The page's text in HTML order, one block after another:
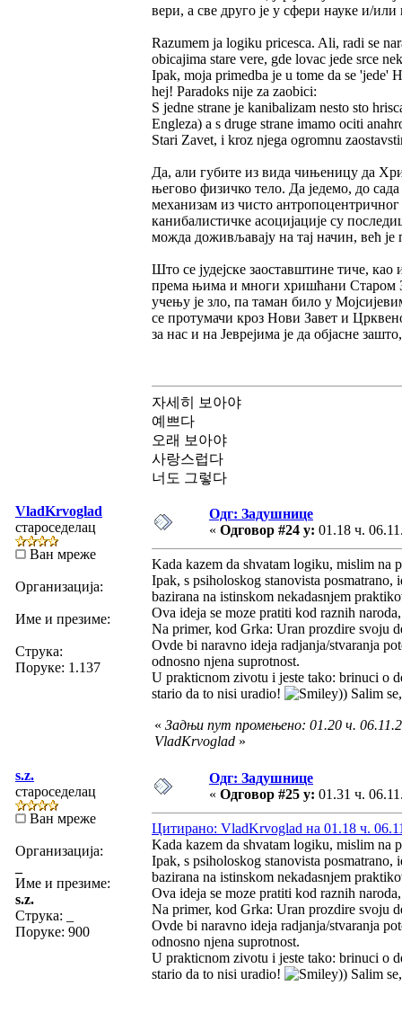
вери, а све друго је у сфери науке и/или
Razumem ja logiku pricesca. Ali, radi se
obicajima stare vere, gde lovac jede srce
Ipak, moja primedba je u tome da se
hej! Paradoks nije za zaobici:
S jedne strane je kanibalizam nesto sto
Engleza) a s druge strane imamo ociti
Stari Zavet, i kroz njega ogromnu
Да, али губите из вида чињеницу да
његово физичко тело. Да једемо, до
механизам из чисто
канибалистичке асоцијације су
можда доживљавају на тај начин, већ је
Што се јудејске заоставштине тиче,
према њима и многи хришћани Старом
учењу је зло, па таман било у
се протумачи кроз Нови Завет и
за нас и на Јеврејима је да објасне
자세히 보아야
예쁘다
오래 보아야
사랑스럽다
너도 그렇다
VladKrvoglad
староседелац
Ван мреже
Организација:
Име и презиме:
Струка:
Поруке: 1.137
Одг: Задушнице
« Одговор #24 у: 01.18 ч.
Kada kazem da shvatam logiku, mislim na
Ipak, s psiholoskog stanovista
bazirana na istinskom nekadasnjem
Ova ideja se moze pratiti kod raznih
Na primer, kod Grka: Uran prozdire svoju
Ovde bi naravno ideja radjanja/stvaranja
odnosno njena suprotnost.
U prakticnom zivotu i jeste tako: brinuci o
stario da to nisi uradio!
)) Salim
« Задњи пут промењено: 01.20 ч.
VladKrvoglad »
s.z.
староседелац
Ван мреже
Организација:
Име и презиме:
s.z.
Струка:
Поруке: 900
Одг: Задушнице
« Одговор #25 у: 01.31 ч.
Цитирано: VladKrvoglad на 01.18 ч.
Kada kazem da shvatam logiku, mislim na
Ipak, s psiholoskog stanovista
bazirana na istinskom nekadasnjem
Ova ideja se moze pratiti kod raznih
Na primer, kod Grka: Uran prozdire svoju
Ovde bi naravno ideja radjanja/stvaranja
odnosno njena suprotnost.
U prakticnom zivotu i jeste tako: brinuci o
stario da to nisi uradio!
)) Salim